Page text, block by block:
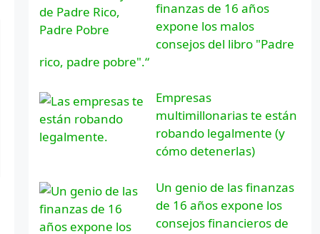
finanzas de 16 años
expone los malos
consejos del libro "Padre
rico, padre pobre".“
Empresas
multimillonarias te están
robando legalmente (y
cómo detenerlas)
Un genio de las finanzas
de 16 años expone los
consejos financieros de